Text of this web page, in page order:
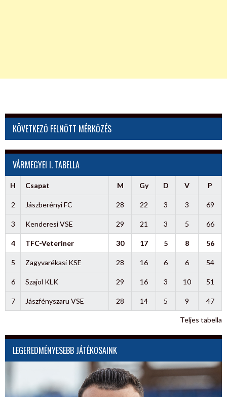
KÖVETKEZŐ FELNŐTT MÉRKŐZÉS
VÁRMEGYEI I. TABELLA
H Csapat M Gy D V P
2 Jászberényi FC 28 22 3 3 69
3 Kenderesi VSE 29 21 3 5 66
4 TFC-Veteriner 30 17 5 8 56
5 Zagyvarékasi KSE 28 16 6 6 54
6 Szajol KLK 29 16 3 10 51
7 Jászfényszaru VSE 28 14 5 9 47
Teljes tabella
LEGEREDMÉNYESEBB JÁTÉKOSAINK